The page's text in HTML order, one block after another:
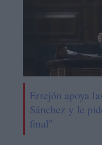
Errejón apoya
Sánchez y le
final"